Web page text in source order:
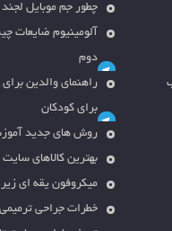
چطور جم موبایل
آلومینیوم ضایعات
دوم
راهنمای والدین
برای کودکان
روش های جدید
بهترین کالاهای
میکروفون یقه ای
خطرات جراحی